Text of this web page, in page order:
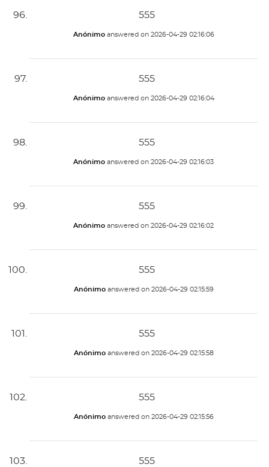
555
Anónimoanswered on 2026-04-29 02:16:06
555
Anónimoanswered on 2026-04-29 02:16:04
555
Anónimo answered on 2026-04-29 02:16:03
555
Anónimo answered on 2026-04-29 02:16:02
555
Anónimoanswered on 2026-04-29 02:15:59
555
Anónimoanswered on 2026-04-29 02:15:58
555
Anónimoanswered on 2026-04-29 02:15:56
555